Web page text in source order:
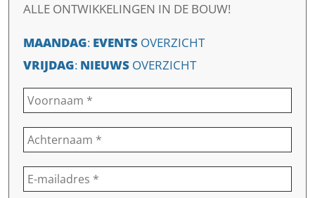
ALLE ONTWIKKELINGEN IN DE BOUW!
MAANDAG: EVENTS OVERZICHT
VRIJDAG: NIEUWS OVERZICHT